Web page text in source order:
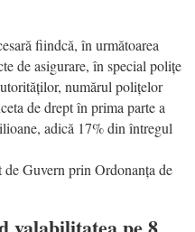
fiindcă, în următoarea
de asigurare, în special polițe
numărul polițelor
de drept în prima parte a
adică 17% din întregul
Guvern prin Ordonanța de